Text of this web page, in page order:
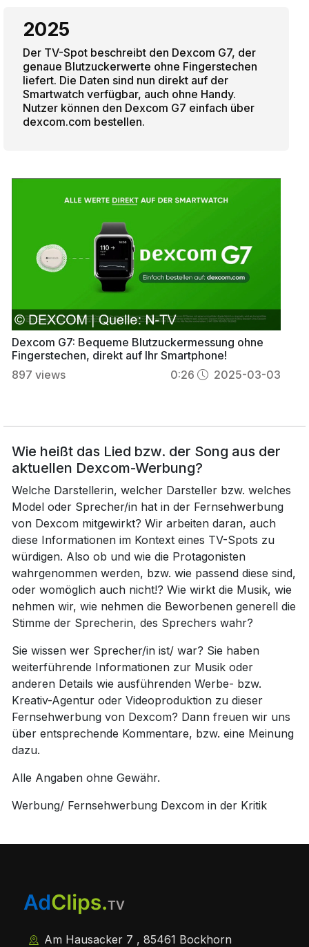
2025
Der TV-Spot beschreibt den Dexcom G7, der
genaue Blutzuckerwerte ohne Fingerstechen
liefert. Die Daten sind nun direkt auf der
Smartwatch verfügbar, auch ohne Handy.
Nutzer können den Dexcom G7 einfach über
dexcom.com bestellen.
Dexcom G7: Bequeme Blutzuckermessung ohne
Fingerstechen, direkt auf Ihr Smartphone!
897 views 0:26 2025-03-03
Wie heißt das Lied bzw. der Song aus der
aktuellen Dexcom-Werbung?
Welche Darstellerin, welcher Darsteller bzw. welches
Model oder Sprecher/in hat in der Fernsehwerbung
von Dexcom mitgewirkt? Wir arbeiten daran, auch
diese Informationen im Kontext eines TV-Spots zu
würdigen. Also ob und wie die Protagonisten
wahrgenommen werden, bzw. wie passend diese sind,
oder womöglich auch nicht!? Wie wirkt die Musik, wie
nehmen wir, wie nehmen die Beworbenen generell die
Stimme der Sprecherin, des Sprechers wahr?
Sie wissen wer Sprecher/in ist/ war? Sie haben
weiterführende Informationen zur Musik oder
anderen Details wie ausführenden Werbe- bzw.
Kreativ-Agentur oder Videoproduktion zu dieser
Fernsehwerbung von Dexcom? Dann freuen wir uns
über entsprechende Kommentare, bzw. eine Meinung
dazu.
Alle Angaben ohne Gewähr.
Werbung/ Fernsehwerbung Dexcom in der Kritik
Am Hausacker 7 , 85461 Bockhorn